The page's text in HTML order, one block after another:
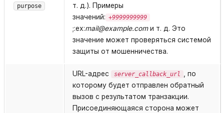
purpose
т. д.). Примеры
значений: +9999999999
;:ex:mail@example.comи т. д. Это
значение может проверяться системой
защиты от мошенничества.
URL-адрес server_callback_url , по
которому будет отправлен обратный
вызов с результатом транзакции.
Присоединяющаяся сторона может